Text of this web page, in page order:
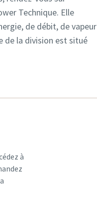
Technique. Elle
de débit, de vapeur
de la division est situé
à